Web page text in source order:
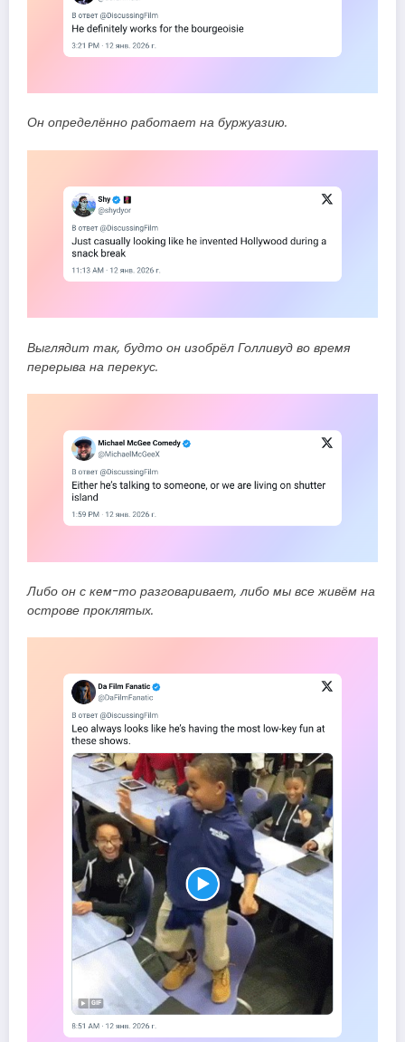
Он определённо работает на буржуазию.
Выглядит так, будто он изобрёл Голливуд во время
перерыва на перекус.
Либо он с кем-то разговаривает, либо мы все живём на
острове проклятых.